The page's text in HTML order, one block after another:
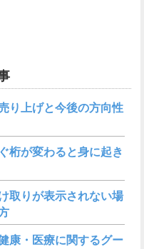
り上げと今後の方向性
桁が変わると身に起き
取りが表示されない場
康・医療に関するグー